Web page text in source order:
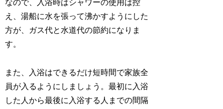
なので、入浴時はシャワーの使用は控
え、湯船に水を張って沸かすようにした
方が、ガス代と水道代の節約になりま
す。
また、入浴はできるだけ短時間で家族全
員が入るようにしましょう。最初に入浴
した人から最後に入浴する人までの間隔